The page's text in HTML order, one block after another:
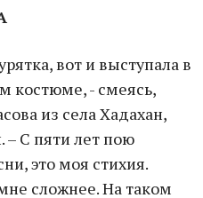
вот и выступала в
костюме, - смеясь,
из села Хадахан,
– С пяти лет пою
это моя стихия.
сложнее. На таком